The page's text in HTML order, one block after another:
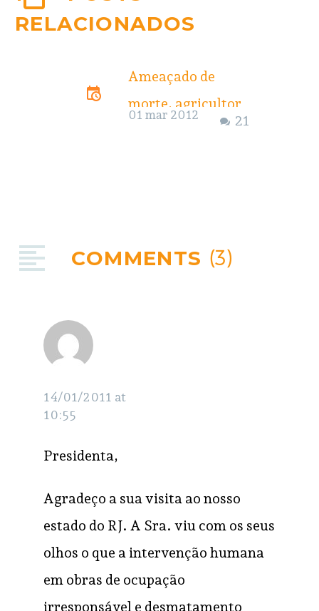
RELACIONADOS
Ameaçado de
morte, agricultor
não indenizado por
de fevereiro, as
21
01 mar 2012
COMMENTS (3)
14/01/2011 at
10:55
Presidenta,
Agradeço a sua visita ao nosso
estado do RJ. A Sra. viu com os seus
olhos o que a intervenção humana
em obras de ocupação
irresponsável e desmatamento